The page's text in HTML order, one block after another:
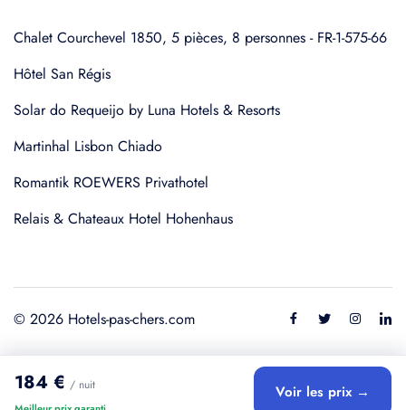
184 € / nuit Voir les prix →
Chalet Courchevel 1850, 5 pièces, 8 personnes - FR-1-575-66
Hôtel San Régis
Solar do Requeijo by Luna Hotels & Resorts
Martinhal Lisbon Chiado
Romantik ROEWERS Privathotel
Relais & Chateaux Hotel Hohenhaus
© 2026 Hotels-pas-chers.com